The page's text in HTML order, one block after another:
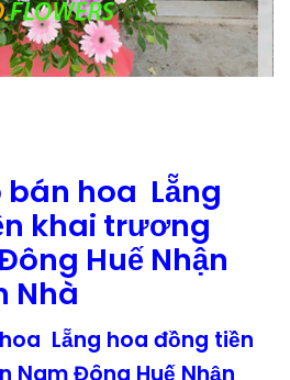
hoa Lẵng
khai trương
Huế Nhận
Nhà
Lẵng hoa đồng tiền